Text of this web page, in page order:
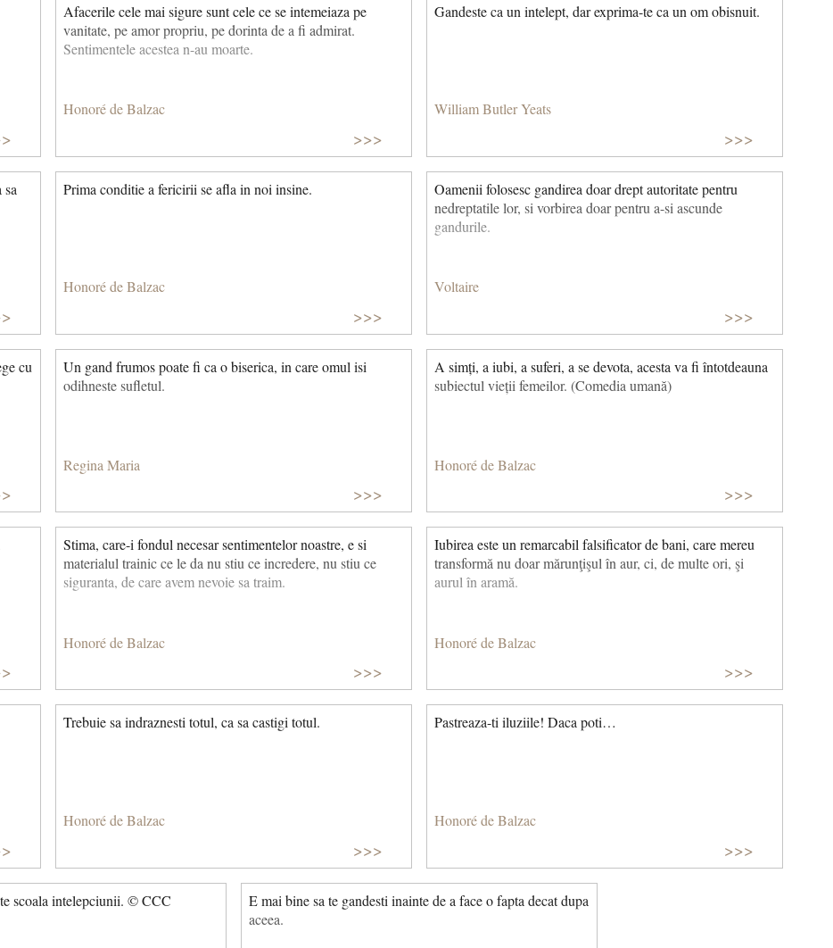
Afacerile cele mai sigure sunt cele ce se intemeiaza pe
vanitate, pe amor propriu, pe dorinta de a fi admirat.
Sentimentele acestea n-au moarte.
Honoré de Balzac
>>>
Gandeste ca un intelept, dar exprima-te ca un om obisnuit.
William Butler Yeats
>>>
sa
Prima conditie a fericirii se afla in noi insine.
Honoré de Balzac
>>>
Oamenii folosesc gandirea doar drept autoritate pentru
nedreptatile lor, si vorbirea doar pentru a-si ascunde
gandurile.
Voltaire
>>>
cu
Un gand frumos poate fi ca o biserica, in care omul isi
odihneste sufletul.
Regina Maria
>>>
A simți, a iubi, a suferi, a se devota, acesta va fi întotdeauna
subiectul vieții femeilor. (Comedia umană)
Honoré de Balzac
>>>
Stima, care-i fondul necesar sentimentelor noastre, e si
materialul trainic ce le da nu stiu ce incredere, nu stiu ce
siguranta, de care avem nevoie sa traim.
Honoré de Balzac
>>>
Iubirea este un remarcabil falsificator de bani, care mereu
transformă nu doar mărunţişul în aur, ci, de multe ori, şi
aurul în aramă.
Honoré de Balzac
>>>
Trebuie sa indraznesti totul, ca sa castigi totul.
Honoré de Balzac
>>>
Pastreaza-ti iluziile! Daca poti…
Honoré de Balzac
>>>
scoala intelepciunii. © CCC
E mai bine sa te gandesti inainte de a face o fapta de­cat dupa
aceea.